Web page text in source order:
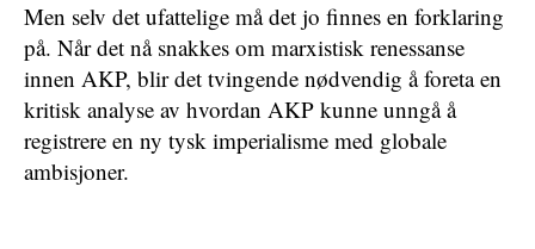
Men selv det ufattelige må det jo finnes en forklaring
på. Når det nå snakkes om marxistisk renessanse
innen AKP, blir det tvingende nødvendig å foreta en
kritisk analyse av hvordan AKP kunne unngå å
registrere en ny tysk imperialisme med globale
ambisjoner.